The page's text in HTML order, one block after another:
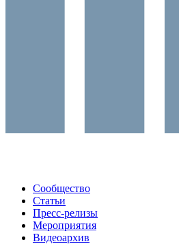
Сообщество
Статьи
Пресс-релизы
Мероприятия
Видеоархив